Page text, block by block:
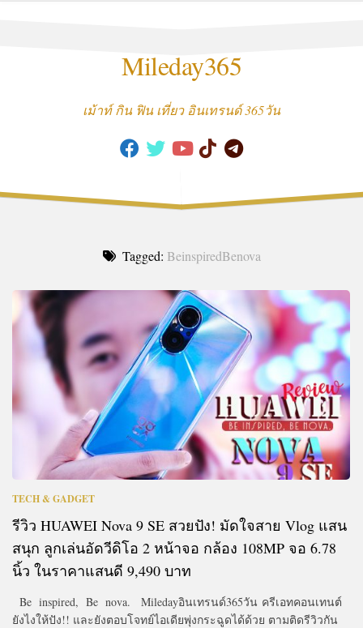
Mileday365
เม้าท์ กิน ฟิน เที่ยว อินเทรนด์ 365วัน
Tagged: BeinspiredBenova
TECH & GADGET
รีวิว HUAWEI Nova 9 SE สวยปัง! มัดใจสาย Vlog แสน
สนุก ลูกเล่นอัดวีดิโอ 2 หน้าจอ กล้อง 108MP จอ 6.78
นิ้ว ในราคาแสนดี 9,490 บาท
Be inspired, Be nova. Miledayอินเทรนด์365วัน ครีเอทคอนเทนต์
ยังไงให้ปัง!! และยังตอบโจทย์ไอเดียพุ่งกระฉูดได้ด้วย ตามติดรีวิวกัน